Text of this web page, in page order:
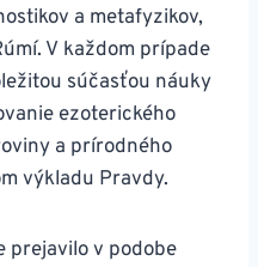
a metafyzikov,
V každom prípade
súčasťou náuky
ezoterického
a prírodného
výkladu Pravdy.
prejavilo v podobe